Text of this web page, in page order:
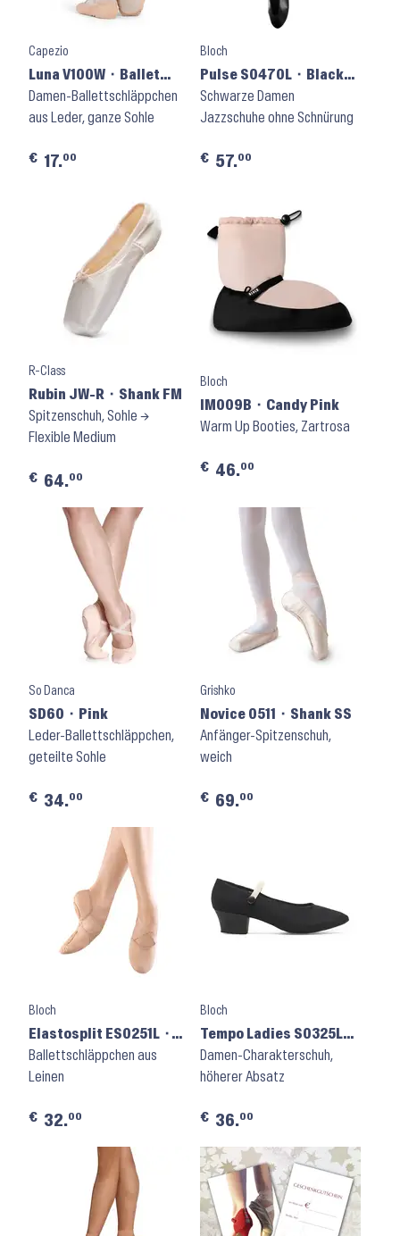
Capezio
Luna V100W ⬝ Ballet
Pink
Damen-Ballettschläppchen
aus Leder, ganze Sohle
€ 17.00
Bloch
Pulse S0470L ⬝ Black
Leather
Schwarze Damen
Jazzschuhe ohne Schnürung
€ 57.00
R-Class
Rubin JW-R ⬝ Shank FM
Spitzenschuh, Sohle →
Flexible Medium
€ 64.00
Bloch
IM009B ⬝ Candy Pink
Warm Up Booties, Zartrosa
€ 46.00
So Danca
SD60 ⬝ Pink
Leder-Ballettschläppchen,
geteilte Sohle
€ 34.00
Grishko
Novice 0511 ⬝ Shank SS
Anfänger-Spitzenschuh,
weich
€ 69.00
Bloch
Elastosplit ES0251L ⬝
Pink
Ballettschläppchen aus
Leinen
€ 32.00
Bloch
Tempo Ladies S0325LU
⬝ Black
Damen-Charakterschuh,
höherer Absatz
€ 36.00